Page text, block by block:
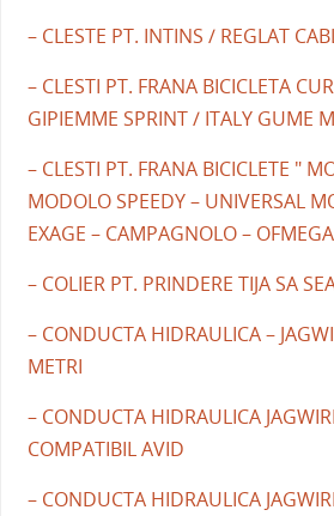
– CLESTE PT. INTINS / REGLAT
– CLESTI PT. FRANA BICICLETA
GIPIEMME SPRINT / ITALY GUME
– CLESTI PT. FRANA BICICLETE "
MODOLO SPEEDY – UNIVERSAL
EXAGE – CAMPAGNOLO – OFMEGA
– COLIER PT. PRINDERE TIJA SA
– CONDUCTA HIDRAULICA –
METRI
– CONDUCTA HIDRAULICA
COMPATIBIL AVID
– CONDUCTA HIDRAULICA